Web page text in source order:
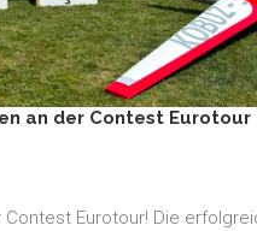
an der Contest Eurotour
Eurotour! Die